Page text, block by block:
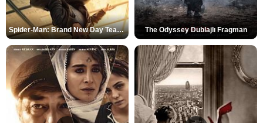
Spider-Man: Brand New Day Teaser The Odyssey Dublajlı Fragman